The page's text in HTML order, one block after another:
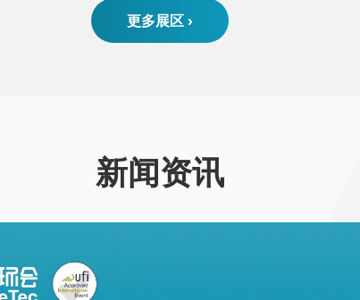
更多展区 ›
新闻资讯